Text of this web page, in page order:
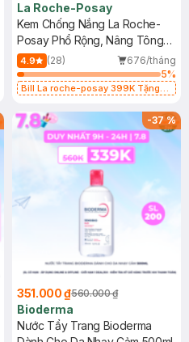
La Roche-Posay
Kem Chống Nắng La Roche-
Posay Phổ Rộng, Nâng Tông
Kiềm Dầu 50ml
4.9 (28)
676/tháng
5%
Bill La roche-posay 399K Tặng
(SL có hạn)
-37%
351.000 ₫560.000 ₫
Bioderma
Nước Tẩy Trang Bioderma